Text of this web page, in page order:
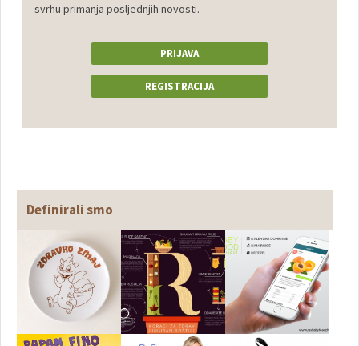
svrhu primanja posljednjih novosti.
PRIJAVA
REGISTRACIJA
Definirali smo